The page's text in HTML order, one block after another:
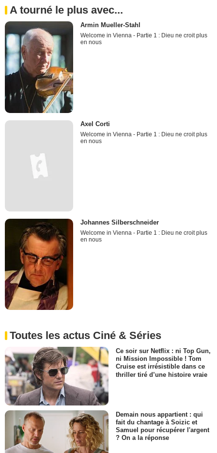
A tourné le plus avec...
Armin Mueller-Stahl
Welcome in Vienna - Partie 1 : Dieu ne croit plus
en nous
Axel Corti
Welcome in Vienna - Partie 1 : Dieu ne croit plus
en nous
Johannes Silberschneider
Welcome in Vienna - Partie 1 : Dieu ne croit plus
en nous
Toutes les actus Ciné & Séries
Ce soir sur Netflix : ni Top Gun,
ni Mission Impossible ! Tom
Cruise est irrésistible dans ce
thriller tiré d’une histoire vraie
Demain nous appartient : qui
fait du chantage à Soizic et
Samuel pour récupérer l'argent
? On a la réponse